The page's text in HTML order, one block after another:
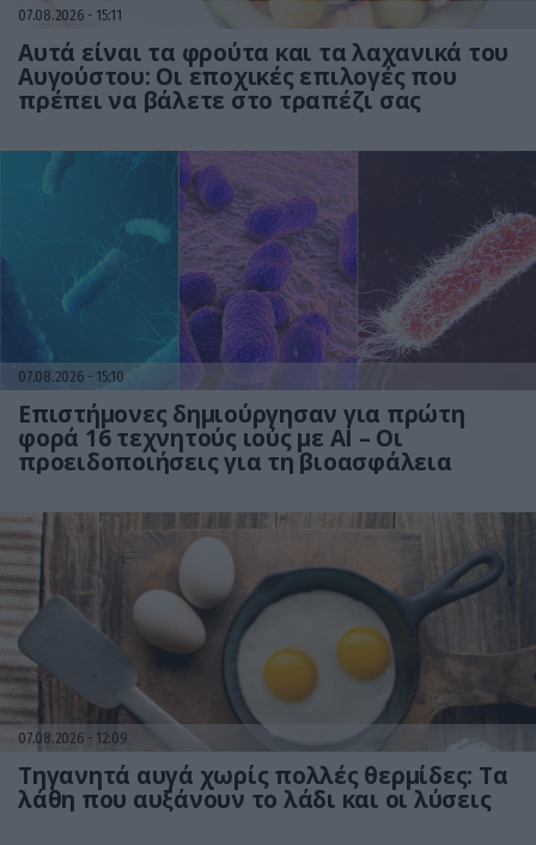
07.08.2026 15:11
Αυτά είναι τα φρούτα και τα λαχανικά του
Αυγούστου: Οι εποχικές επιλογές που
πρέπει να βάλετε στο τραπέζι σας
07.08.2026 15:10
Επιστήμονες δημιούργησαν για πρώτη
φορά 16 τεχνητούς ιούς με AI – Οι
προειδοποιήσεις για τη βιοασφάλεια
07.08.2026 12:09
Τηγανητά αυγά χωρίς πολλές θερμίδες: Τα
λάθη που αυξάνουν το λάδι και οι λύσεις